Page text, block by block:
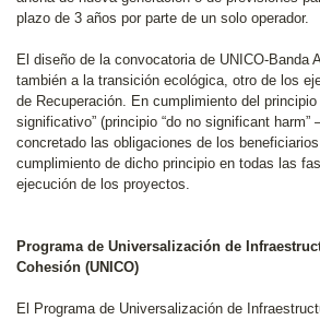
plazo de 3 años por parte de un solo operador.
El diseño de la convocatoria de UNICO-Banda
también a la transición ecológica, otro de los
de Recuperación. En cumplimiento del principio
significativo” (principio “do no significant harm”
concretado las obligaciones de los
cumplimiento de dicho principio en todas las
ejecución de los proyectos.
Programa de Universalización de
Cohesión (UNICO)
El Programa de Universalización de